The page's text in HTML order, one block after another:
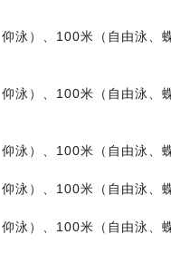
泳）、100米（自由泳、
泳）、100米（自由泳、
泳）、100米（自由泳、
泳）、100米（自由泳、
泳）、100米（自由泳、